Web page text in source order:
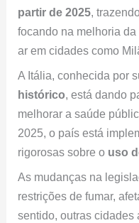
partir de 2025,
focando na melhoria
ar em cidades como
A Itália, conhecida por
histórico, está dando
melhorar a saúde
2025, o país está
rigorosas sobre o uso
As mudanças na
restrições de fumar,
sentido, outras cidades